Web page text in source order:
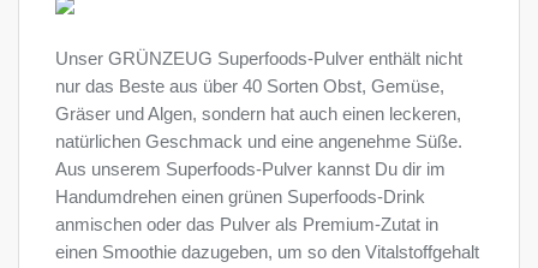
Unser GRÜNZEUG Superfoods-Pulver enthält nicht
nur das Beste aus über 40 Sorten Obst, Gemüse,
Gräser und Algen, sondern hat auch einen leckeren,
natürlichen Geschmack und eine angenehme Süße.
Aus unserem Superfoods-Pulver kannst Du dir im
Handumdrehen einen grünen Superfoods-Drink
anmischen oder das Pulver als Premium-Zutat in
einen Smoothie dazugeben, um so den Vitalstoffgehalt